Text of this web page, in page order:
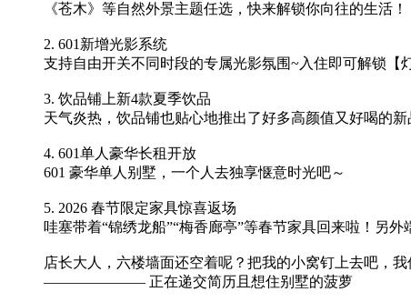
《苍木》等自然外景主题任选，快来解锁你向往的生活！
2. 601新增光影系统
支持自由开关不同时段的专属光影氛围~入住即可解锁【
3. 饮品铺上新4款夏季饮品
天气炎热，饮品铺也贴心地推出了好多高颜值又好喝的
4. 601单人豪华长租开放
601 豪华单人别墅，一个人去独享惬意时光吧～
5. 2026 春节限定家具惊喜返场
哇塞带着“锦绣龙船”“梅香廊亭”等春节家具回来啦！另
店长大人，六楼墙面还空着呢？把我的小窝钉上去吧，我
——————— 正在递交简历且想住别墅的菠萝